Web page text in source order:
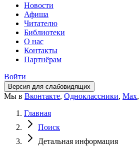
Новости
Афиша
Читателю
Библиотеки
О нас
Контакты
Партнёрам
Войти
Версия для слабовидящих
Мы в Вконтакте, Одноклассники, Max,
Главная
Поиск
Детальная информация